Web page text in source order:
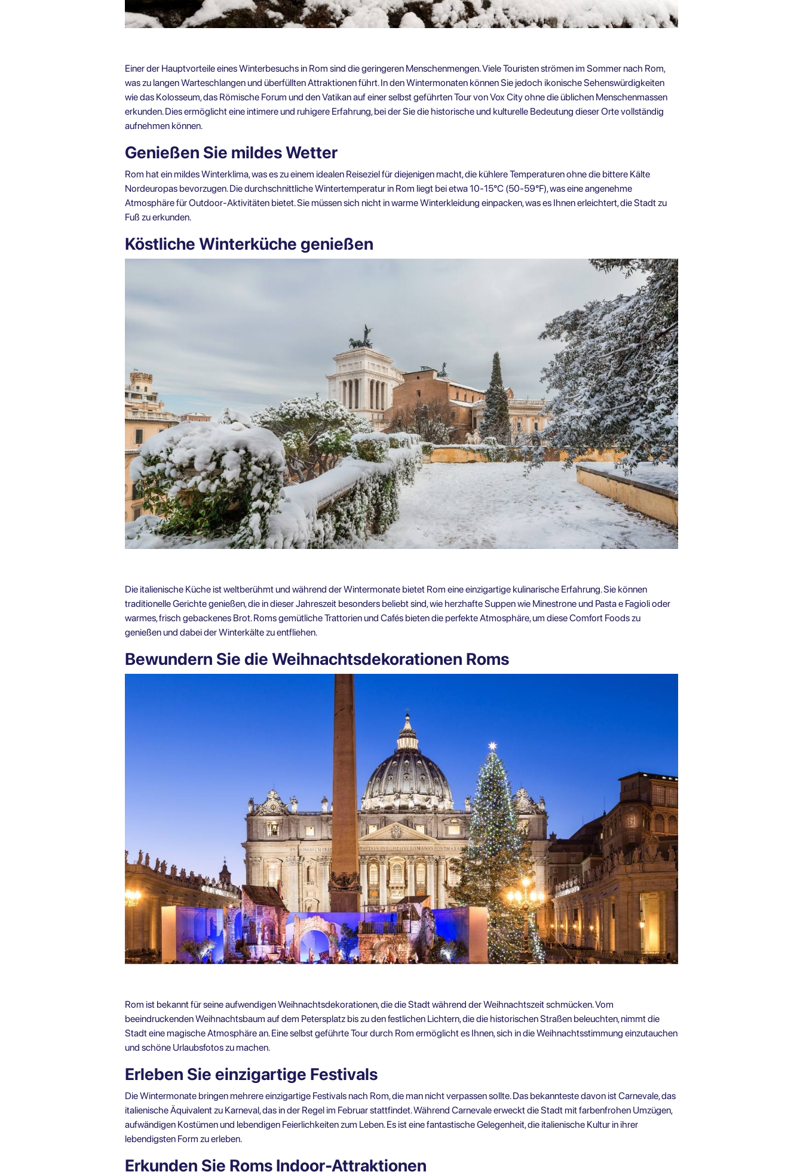
Einer der Hauptvorteile eines Winterbesuchs in Rom sind die geringeren Menschenmengen. Viele Touristen strömen im Sommer nach Rom,
was zu langen Warteschlangen und überfüllten Attraktionen führt. In den Wintermonaten können Sie jedoch ikonische Sehenswürdigkeiten
wie das Kolosseum, das Römische Forum und den Vatikan auf einer selbst geführten Tourvon Vox City ohne die üblichen Menschenmassen
erkunden. Dies ermöglicht eine intimere und ruhigere Erfahrung, bei der Sie die historische und kulturelle Bedeutung dieser Orte vollständig
aufnehmen können.
Genießen Sie mildes Wetter
Rom hat ein mildes Winterklima, was es zu einem idealen Reiseziel für diejenigen macht, die kühlere Temperaturen ohne die bittere Kälte
Nordeuropas bevorzugen. Die durchschnittliche Wintertemperatur in Rom liegt bei etwa 10-15°C (50-59°F), was eine angenehme
Atmosphäre für Outdoor-Aktivitäten bietet. Sie müssen sich nicht in warme Winterkleidung einpacken, was es Ihnen erleichtert, die Stadt zu
Fuß zu erkunden.
Köstliche Winterküche genießen
Die italienische Küche ist weltberühmt und während der Wintermonate bietet Rom eine einzigartige kulinarische Erfahrung. Sie können
traditionelle Gerichte genießen, die in dieser Jahreszeit besonders beliebt sind, wie herzhafte Suppen wie Minestrone und Pasta e Fagioli oder
warmes, frisch gebackenes Brot. Roms gemütliche Trattorien und Cafés bieten die perfekte Atmosphäre, um diese Comfort Foods zu
genießen und dabei der Winterkälte zu entfliehen.
Bewundern Sie die Weihnachtsdekorationen Roms
Rom ist bekannt für seine aufwendigen Weihnachtsdekorationen, die die Stadt während der Weihnachtszeit schmücken. Vom
beeindruckenden Weihnachtsbaum auf dem Petersplatz bis zu den festlichen Lichtern, die die historischen Straßen beleuchten, nimmt die
Stadt eine magische Atmosphäre an. Eineselbst geführte Tour durch Rom ermöglicht es Ihnen, sich in die Weihnachtsstimmung einzutauchen
und schöne Urlaubsfotos zu machen.
Erleben Sie einzigartige Festivals
Die Wintermonate bringen mehrere einzigartige Festivals nach Rom, die man nicht verpassen sollte. Das bekannteste davon ist Carnevale, das
italienische Äquivalent zu Karneval, das in der Regel im Februar stattfindet. Während Carnevale erweckt die Stadt mit farbenfrohen Umzügen,
aufwändigen Kostümen und lebendigen Feierlichkeiten zum Leben. Es ist eine fantastische Gelegenheit, die italienische Kultur in ihrer
lebendigsten Form zu erleben.
Erkunden Sie Roms Indoor-Attraktionen